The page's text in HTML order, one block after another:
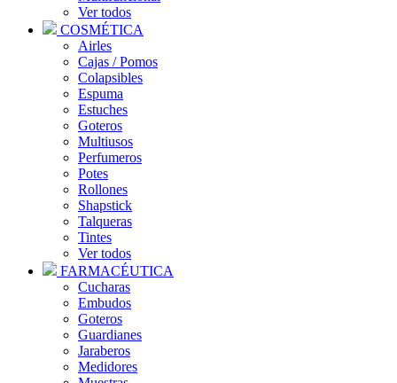
Ver todos
COSMÉTICA
Airles
Cajas / Pomos
Colapsibles
Espuma
Estuches
Goteros
Multiusos
Perfumeros
Potes
Rollones
Shapstick
Talqueras
Tintes
Ver todos
FARMACÉUTICA
Cucharas
Embudos
Goteros
Guardianes
Jaraberos
Medidores